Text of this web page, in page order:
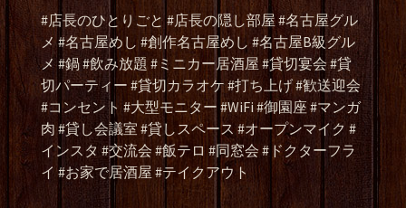
#店長のひとりごと #店長の隠し部屋 #名古屋グル
メ #名古屋めし #創作名古屋めし #名古屋B級グル
メ #鍋 #飲み放題 #ミニカー居酒屋 #貸切宴会 #貸
切パーティー #貸切カラオケ #打ち上げ #歓送迎会
#コンセント #大型モニター #WiFi #御園座 #マンガ
肉 #貸し会議室 #貸しスペース #オープンマイク #
インスタ #交流会 #飯テロ #同窓会 #ドクターフラ
イ #お家で居酒屋 #テイクアウト